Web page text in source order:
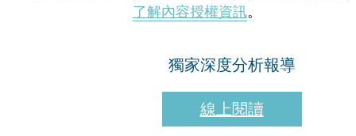
了解內容授權資訊。
獨家深度分析報導
線上閱讀